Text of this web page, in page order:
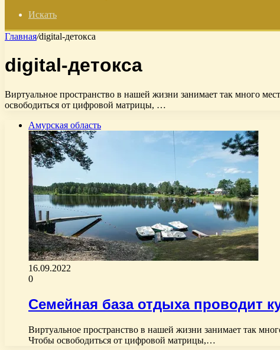
Искать
Главная/digital-детокса
digital-детокса
Виртуальное пространство в нашей жизни занимает так много
освободиться от цифровой матрицы, …
Амурская область
16.09.2022
0
Семейная база отдыха проводит
Виртуальное пространство в нашей жизни занимает так
Чтобы освободиться от цифровой матрицы,…